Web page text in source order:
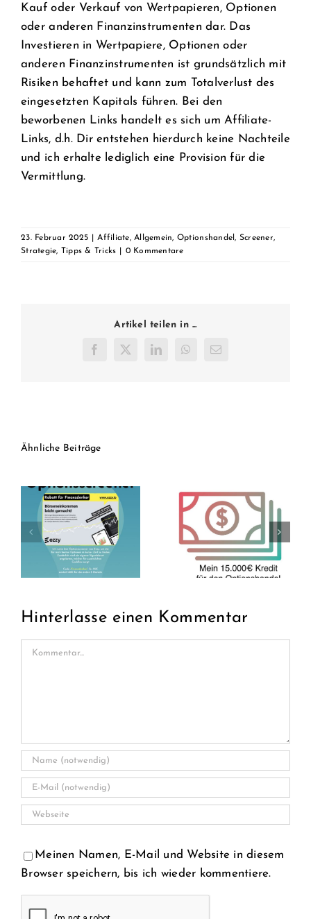
Kauf oder Verkauf von Wertpapieren, Optionen
oder anderen Finanzinstrumenten dar. Das
Investieren in Wertpapiere, Optionen oder
anderen Finanzinstrumenten ist grundsätzlich mit
Risiken behaftet und kann zum Totalverlust des
eingesetzten Kapitals führen. Bei den
beworbenen Links handelt es sich um Affiliate-
Links, d.h. Dir entstehen hierdurch keine Nachteile
und ich erhalte lediglich eine Provision für die
Vermittlung.
23. Februar 2025 Affiliate,Allgemein, Optionshandel, Screener,
Strategie, Tipps & Tricks 0 Kommentare
Artikel teilen in ...
FacebookTwitterLinkedInWhatsApp
E-
Ähnliche Beiträge
Aktien auf Kredit?
15.000€ Kredit für
Optionshandel
(Ende –
Entwicklung nach 5
7 Gründe warum
ich über 2.500€ in
NOVO NORDISK
investiert habe
Hinterlasse einen Kommentar
Kommentar
Meinen Namen, E-Mail und Website in diesem
Browser speichern, bis ich wieder kommentiere.